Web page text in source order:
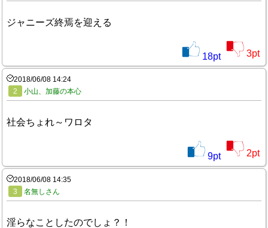
ジャニーズ終焉を迎える
18pt 3pt
2018/06/08 14:24
2
小山、加藤の本心
社会ちょれ～ワロタ
9pt 2pt
2018/06/08 14:35
3
名無しさん
淫らなことしたのでしょ？！